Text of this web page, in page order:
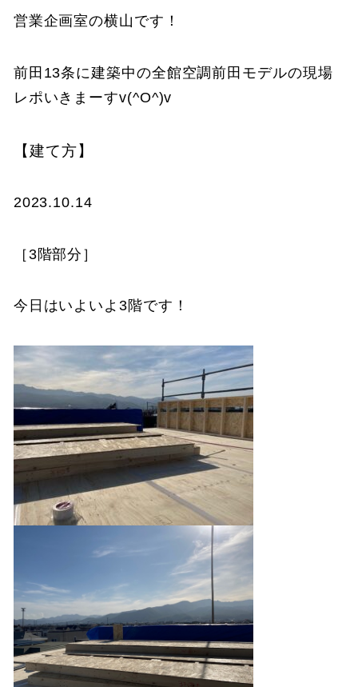
営業企画室の横山です！
前田13条に建築中の全館空調前田モデルの現場
レポいきまーすv(^O^)v
【建て方】
2023.10.14
［3階部分］
今日はいよいよ3階です！